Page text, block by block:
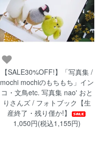
【SALE30%OFF!】「写真集 /
mochi mochiのもちもち」イン
コ・文鳥etc. 写真集 nao' おと
りさんズ / フォトブック【生
産終了・残り僅か!】
1,050円(税込1,155円)